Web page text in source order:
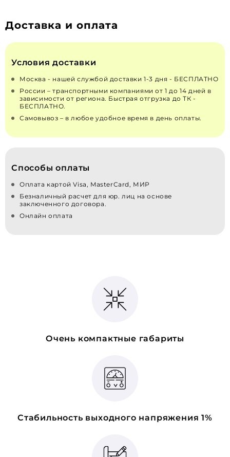
Доставка и оплата
Условия доставки
Москва - нашей службой доставки 1-3 дня - БЕСПЛАТНО
России – транспортными компаниями от 1 до 14 дней в
зависимости от региона. Быстрая отгрузка до ТК -
БЕСПЛАТНО.
Самовывоз – в любое удобное время в день оплаты.
Способы оплаты
Оплата картой Visa, MasterCard, МИР
Безналичный расчет для юр. лиц на основе
заключенного договора.
Онлайн оплата
Очень компактные габариты
Стабильность выходного напряжения 1%